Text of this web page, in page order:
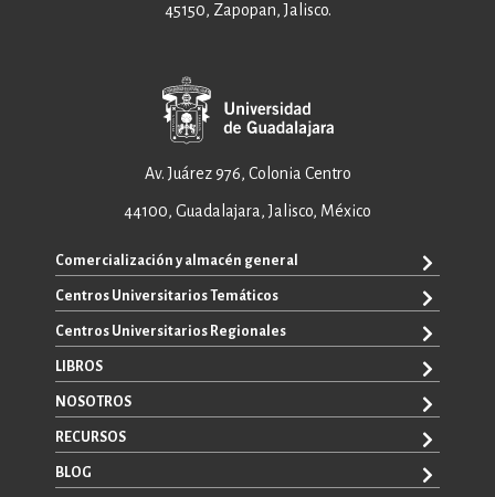
45150, Zapopan, Jalisco.
Av. Juárez 976, Colonia Centro
44100, Guadalajara, Jalisco, México
Comercialización y almacén general
+52 33 3640 6326
+52 33 3640 4595
ventas@editorial.udg.mx
WhatsApp: +52 33 1433 6869
Centros Universitarios Temáticos
CUAAD
CUCEA
CUCBA
CUCEI
CUCSH
Centros Universitarios Regionales
CUALTOS
CUCHAPALA
CUCOSTA
CUCSUR
LIBROS
TODOS LOS LIBROS
E-BOOKS
CATÁLOGOS
NOSOTROS
SOBRE NOSOTROS
CONTACTO
RECURSOS
PROMOCIONALES
BLOG